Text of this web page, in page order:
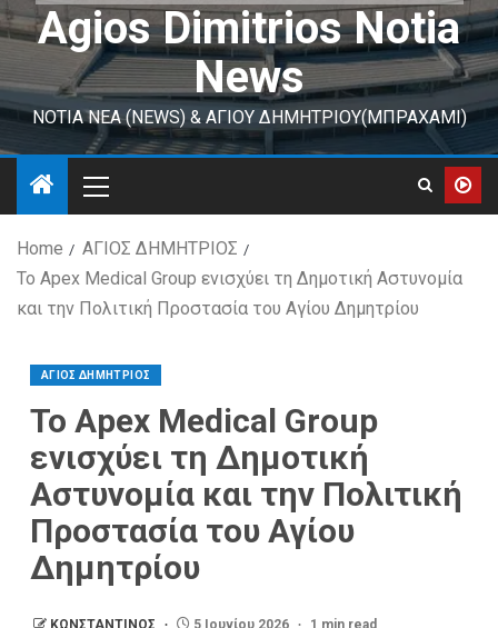
Agios Dimitrios Notia
News
ΝΟΤΙΑ ΝΕΑ (NEWS) & ΑΓΙΟΥ ΔΗΜΗΤΡΙΟΥ(ΜΠΡΑΧΑΜΙ)
Home
ΑΓΙΟΣ ΔΗΜΗΤΡΙΟΣ
Το Apex Medical Group ενισχύει τη Δημοτική Αστυνομία
και την Πολιτική Προστασία του Αγίου Δημητρίου
ΑΓΙΟΣ ΔΗΜΗΤΡΙΟΣ
Το Apex Medical Group
ενισχύει τη Δημοτική
Αστυνομία και την Πολιτική
Προστασία του Αγίου
Δημητρίου
ΚΩΝΣΤΑΝΤΙΝΟΣ 5 Ιουνίου 2026 1 min read